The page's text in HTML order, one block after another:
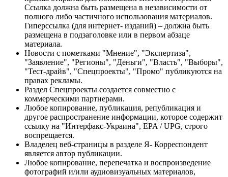
Ссылка должна быть размещена в независимости от
полного либо частичного использования материалов.
Гиперссылка (для интернет- изданий) – должна быть
размещена в подзаголовке или в первом абзаце
материала.
Новости с пометками "Мнение", "Экспертиза",
"Заявление", "Регионы", "Деньги", "Власть", "Выборы",
"Тест-драйв", "Спецпроекты", "Промо" публикуются на
правах рекламы.
Раздел Спецпроекты создается совместно с
коммерческими партнерами.
Любое копирование, публикация, републикация и
другое распространение информации, которое содержит
ссылку на "Интерфакс-Украина", EPA / UPG, строго
воспрещается.
Владелец веб-страницы в разделе Я- Корреспондент
является автор публикации.
Любое копирование, перепечатка и воспроизведение
фотографий и/или аудиовизуальных материалов,